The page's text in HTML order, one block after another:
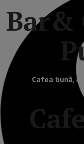
Bar&
Cafea bună,